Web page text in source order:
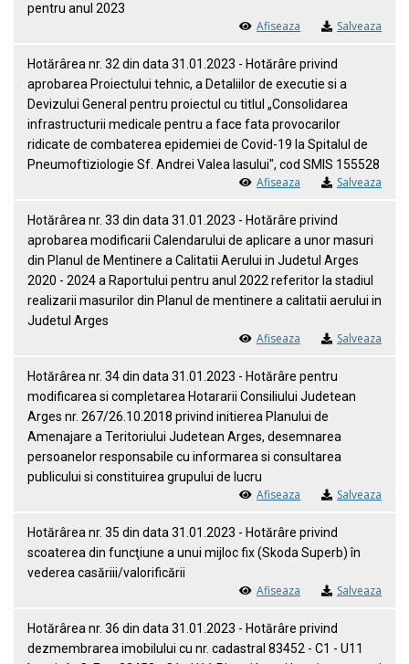
pentru anul 2023
Afiseaza Salveaza
Hotărârea nr. 32 din data 31.01.2023 - Hotărâre privind
aprobarea Proiectului tehnic, a Detaliilor de executie si a
Devizului General pentru proiectul cu titlul „Consolidarea
infrastructurii medicale pentru a face fata provocarilor
ridicate de combaterea epidemiei de Covid-19 la Spitalul de
Pneumoftiziologie Sf. Andrei Valea Iasului", cod SMIS 155528
Afiseaza Salveaza
Hotărârea nr. 33 din data 31.01.2023 - Hotărâre privind
aprobarea modificarii Calendarului de aplicare a unor masuri
din Planul de Mentinere a Calitatii Aerului in Judetul Arges
2020 - 2024 a Raportului pentru anul 2022 referitor la stadiul
realizarii masurilor din Planul de mentinere a calitatii aerului in
Judetul Arges
Afiseaza Salveaza
Hotărârea nr. 34 din data 31.01.2023 - Hotărâre pentru
modificarea si completarea Hotararii Consiliului Judetean
Arges nr. 267/26.10.2018 privind initierea Planului de
Amenajare a Teritoriului Judetean Arges, desemnarea
persoanelor responsabile cu informarea si consultarea
publicului si constituirea grupului de lucru
Afiseaza Salveaza
Hotărârea nr. 35 din data 31.01.2023 - Hotărâre privind
scoaterea din funcţiune a unui mijloc fix (Skoda Superb) în
vederea casăriii/valorificării
Afiseaza Salveaza
Hotărârea nr. 36 din data 31.01.2023 - Hotărâre privind
dezmembrarea imobilului cu nr. cadastral 83452 - C1 - U11